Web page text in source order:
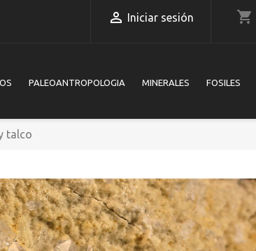
 Iniciar sesión shopping_cart
PALEOANTROPOLOGIA MINERALES FOSILES
talco